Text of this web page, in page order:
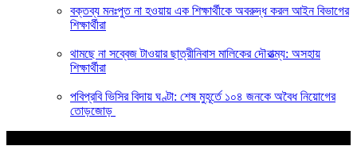
বক্তব্য মনঃপুত না হওয়ায় এক শিক্ষার্থীকে অবরুদ্ধ করল আইন বিভাগের
শিক্ষার্থীরা
থামছে না সব্বেজ টাওয়ার ছাত্রীনিবাস মালিকের দৌরাত্ম্য: অসহায়
শিক্ষার্থীরা
পবিপ্রবি ভিসির বিদায় ঘণ্টা: শেষ মুহূর্তে ১০৪ জনকে অবৈধ নিয়োগের
তোড়জোড়